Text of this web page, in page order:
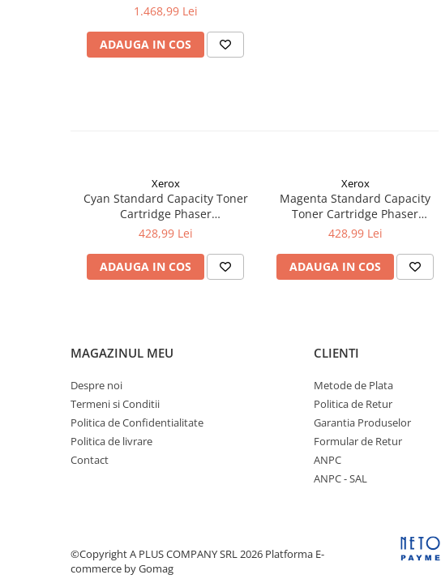
1.468,99 Lei
ADAUGA IN COS
Xerox
Cyan Standard Capacity Toner
Cartridge Phaser
6510/WorkCentre 6515
428,99 Lei
ADAUGA IN COS
Xerox
Magenta Standard Capacity
Toner Cartridge Phaser
6510/WorkCentre 6515
428,99 Lei
ADAUGA IN COS
MAGAZINUL MEU
Despre noi
Termeni si Conditii
Politica de Confidentialitate
Politica de livrare
Contact
CLIENTI
Metode de Plata
Politica de Retur
Garantia Produselor
Formular de Retur
ANPC
ANPC - SAL
©Copyright A PLUS COMPANY SRL 2026 Platforma E-
commerce by Gomag